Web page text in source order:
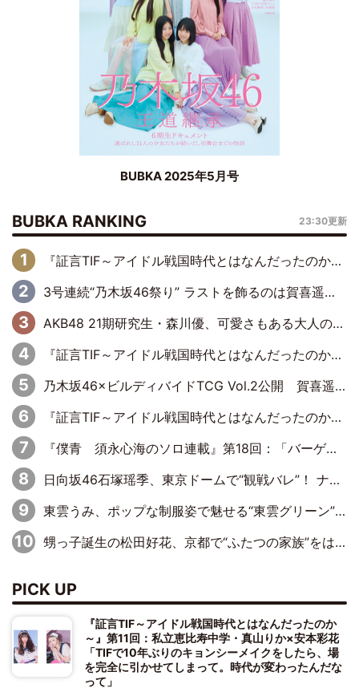
BUBKA 2025年5月号
BUBKA RANKING 23:30更新
『証言TIF～アイドル戦国時代とはなんだったのか～』第6回：でんぱ組.inc・古川未鈴×相沢梨紗「『ハロプロやりたかったな』って言ったら、夢眠ねむさんに『てめえはでんぱ組．incなんだよ！』って肩パンされて(笑)」
3号連続“乃木坂46祭り” ラストを飾るのは賀喜遥香…5年ぶりの登場に「5年分大人になった私を見ていただけたら」
AKB48 21期研究生・森川優、可愛さもある大人の女性に
『証言TIF～アイドル戦国時代とはなんだったのか～』第10回：さくら学院・武藤彩未×飯田らうら「正直、中3で辞めるというのを信じてなくて。そう言われてはいたけど、嘘でしょって」
乃木坂46×ビルディバイドTCG Vol.2公開 賀喜遥香＆田村真佑が『京まふ』ステージに登壇
『証言TIF～アイドル戦国時代とはなんだったのか～』第11回：私立恵比寿中学・真山りか×安本彩花「TIFで10年ぶりのキョンシーメイクをしたら、場を完全に引かせてしまって。時代が変わったんだなって」
『僕青 須永心海のソロ連載』第18回：「バーゲンセールハンターみうな inしまむら」編
日向坂46石塚瑶季、東京ドームで“観戦バレ”！ ナイツ・塙も認めた「巨人に詳しすぎるアイドル」は元VENUSスクール生で杉内コーチ推し⁉
東雲うみ、ポップな制服姿で魅せる“東雲グリーン”の正体
甥っ子誕生の松田好花、京都で“ふたつの家族”をはしご！ “母”黒谷友香に見送られ、“父”松岡昌宏とはハシゴ酒
PICK UP
『証言TIF～アイドル戦国時代とはなんだったのか
～』第11回：私立恵比寿中学・真山りか×安本彩花
「TIFで10年ぶりのキョンシーメイクをしたら、場
を完全に引かせてしまって。時代が変わったんだな
って」